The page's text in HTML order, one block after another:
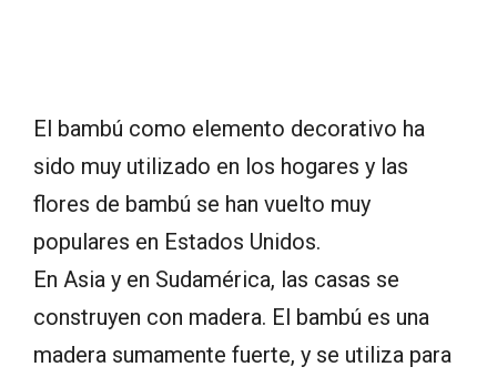
El bambú como elemento decorativo ha
sido muy utilizado en los hogares y las
flores de bambú se han vuelto muy
populares en Estados Unidos.
En Asia y en Sudamérica, las casas se
construyen con madera. El bambú es una
madera sumamente fuerte, y se utiliza para